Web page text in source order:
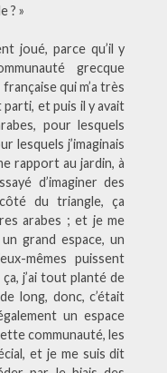
? »
joué, parce qu’il y
grecque
qui m’a très
parti, et puis il y avait
pour lesquels
lesquels j’imaginais
rapport au jardin, à
d’imaginer des
du triangle, ça
arabes ; et je me
grand espace, un
mêmes puissent
j’ai tout planté de
long, donc, c’était
un espace
communauté, les
et je me suis dit